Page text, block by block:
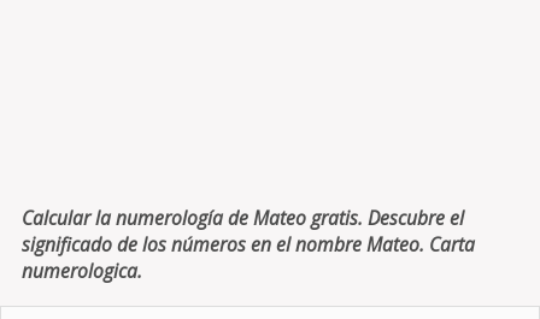
Calcular la numerología de Mateo gratis. Descubre el
significado de los números en el nombre Mateo. Carta
numerologica.